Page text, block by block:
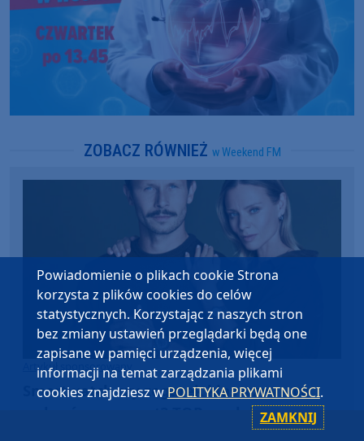
ZOBACZ RÓWNIEŻ w Weekend FM
Artykuł sponsorowany
Smartwatch czy zegarek klasyczny – co
wybrać na prezent? TOP modele
Powiadomienie o plikach cookie Strona
korzysta z plików cookies do celów
statystycznych. Korzystając z naszych stron
bez zmiany ustawień przeglądarki będą one
zapisane w pamięci urządzenia, więcej
informacji na temat zarządzania plikami
cookies znajdziesz w POLITYKA PRYWATNOŚCI.
ZAMKNIJ